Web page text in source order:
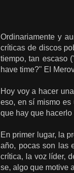
Ordinariamente y
críticas de discos
tiempo, tan escaso
have time?" El
Hoy voy a hacer
eso, en sí mismo
que hay que
En primer lugar, la
año, pocas son las
crítica, la voz líder,
se, algo que motive